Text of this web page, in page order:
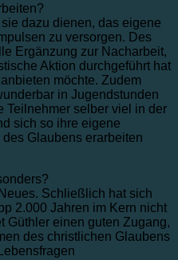
dazu dienen, das eigene
zu versorgen. Des
Ergänzung zur Nacharbeit,
Aktion durchgeführt hat
möchte. Zudem
in Jugendstunden
Teilnehmer selber viel in der
sich so ihre eigene
Glaubens erarbeiten
Schließlich hat sich
2.000 Jahren im Kern nicht
Güthler einen guten Zugang,
des christlichen Glaubens